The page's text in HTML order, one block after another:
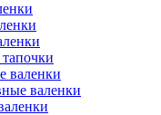
валенки
валенки